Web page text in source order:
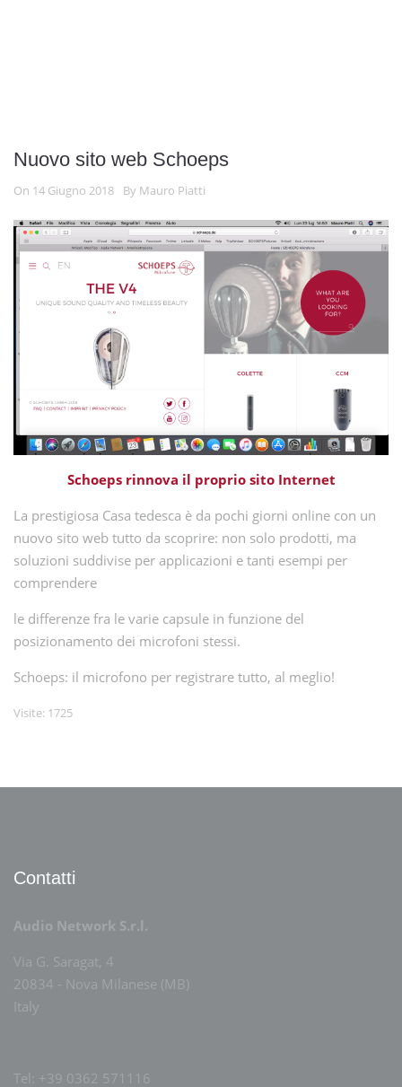
Nuovo sito web Schoeps
On 14 Giugno 2018 By Mauro Piatti
Schoeps rinnova il proprio sito Internet
La prestigiosa Casa tedesca è da pochi giorni online con un
nuovo sito web tutto da scoprire: non solo prodotti, ma
soluzioni suddivise per applicazioni e tanti esempi per
comprendere
le differenze fra le varie capsule in funzione del
posizionamento dei microfoni stessi.
Schoeps: il microfono per registrare tutto, al meglio!
Visite: 1725
Contatti
Audio Network S.r.l.
Via G. Saragat, 4
20834 - Nova Milanese (MB)
Italy
Tel: +39 0362 571116